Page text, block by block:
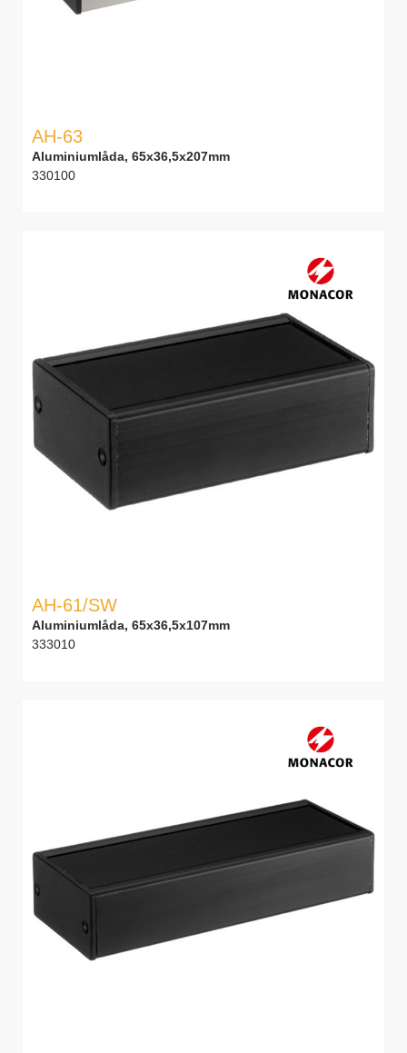
AH-63
Aluminiumlåda, 65x36,5x207mm
330100
AH-61/SW
Aluminiumlåda, 65x36,5x107mm
333010